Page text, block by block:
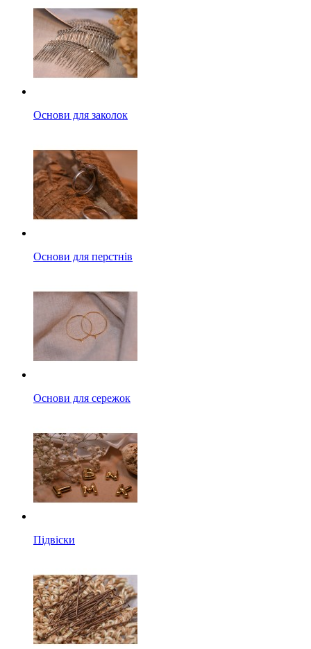
Основи для заколок
Основи для перстнів
Основи для сережок
Підвіски